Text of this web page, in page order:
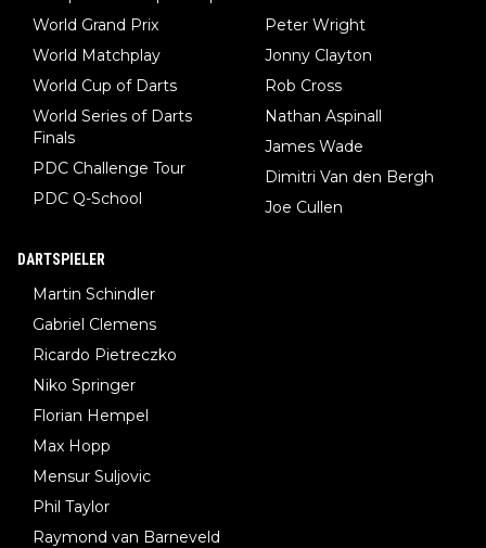
World Grand Prix
World Matchplay
World Cup of Darts
World Series of Darts
Finals
PDC Challenge Tour
PDC Q-School
Peter Wright
Jonny Clayton
Rob Cross
Nathan Aspinall
James Wade
Dimitri Van den Bergh
Joe Cullen
DARTSPIELER
Martin Schindler
Gabriel Clemens
Ricardo Pietreczko
Niko Springer
Florian Hempel
Max Hopp
Mensur Suljovic
Phil Taylor
Raymond van Barneveld